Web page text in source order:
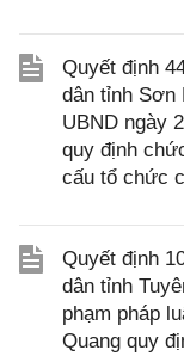
Quyết định
dân tỉnh Sơn
UBND ngày
quy định
cấu tổ chức
Quyết định
dân tỉnh
phạm pháp
Quang quy